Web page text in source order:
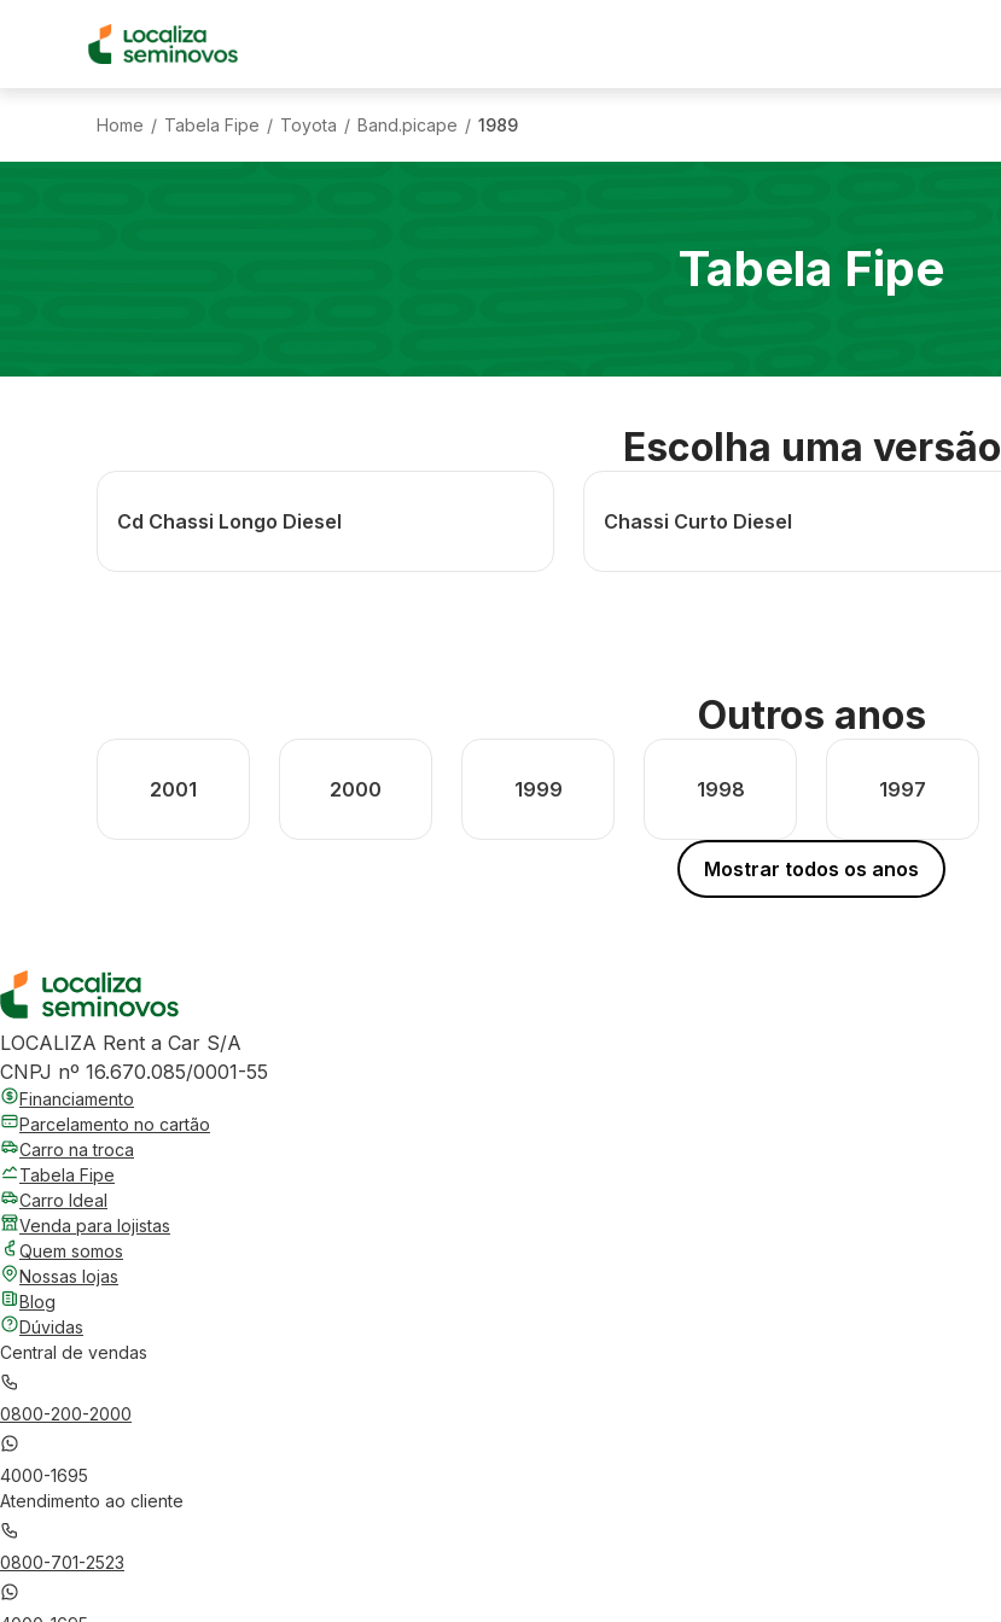
Home / Tabela Fipe / Toyota / Band.picape / 1989
Tabela Fipe
Escolha uma versão
Cd Chassi Longo Diesel Chassi Curto Diesel
Outros anos
2001 2000 1999 1998 1997
Mostrar todos os anos
LOCALIZA Rent a Car S/A
CNPJ nº 16.670.085/0001-55
Financiamento
Parcelamento no cartão
Carro na troca
Tabela Fipe
Carro Ideal
Venda para lojistas
Quem somos
Nossas lojas
Blog
Dúvidas
Central de vendas
0800-200-2000
4000-1695
Atendimento ao cliente
0800-701-2523